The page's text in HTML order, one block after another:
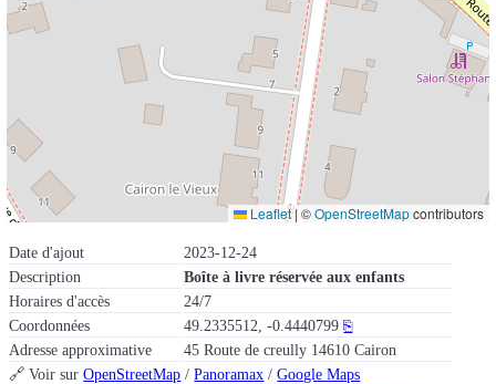
Date d'ajout
2023-12-24
Description
Boîte à livre réservée aux enfants
Horaires d'accès
24/7
Coordonnées
49.2335512, -0.4440799 ⎘
Adresse approximative
45 Route de creully 14610 Cairon
🔗 Voir surOpenStreetMap /Panoramax /Google Maps
Leaflet|©OpenStreetMapcontributors